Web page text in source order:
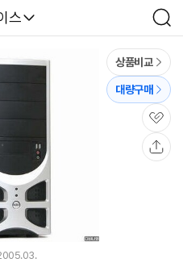
와
스
검
색
상품비교
대량구매
관
심